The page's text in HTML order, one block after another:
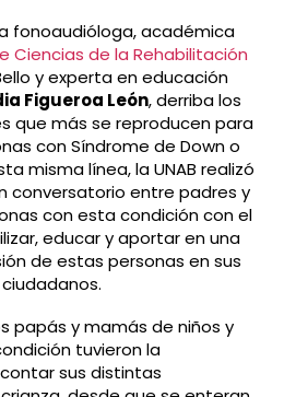
fonoaudióloga, académica
Ciencias de la Rehabilitación
y experta en educación
Figueroa León, derriba los
que más se reproducen para
con Síndrome de Down o
misma línea, la UNAB realizó
conversatorio entre padres y
con esta condición con el
educar y aportar en una
de estas personas en sus
papás y mamás de niños y
tuvieron la
sus distintas